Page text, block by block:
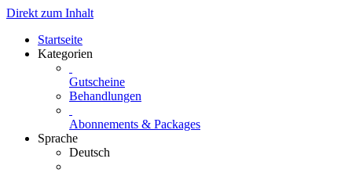
Direkt zum Inhalt
Startseite
Kategorien
Gutscheine
Behandlungen
Abonnements & Packages
Sprache
Deutsch